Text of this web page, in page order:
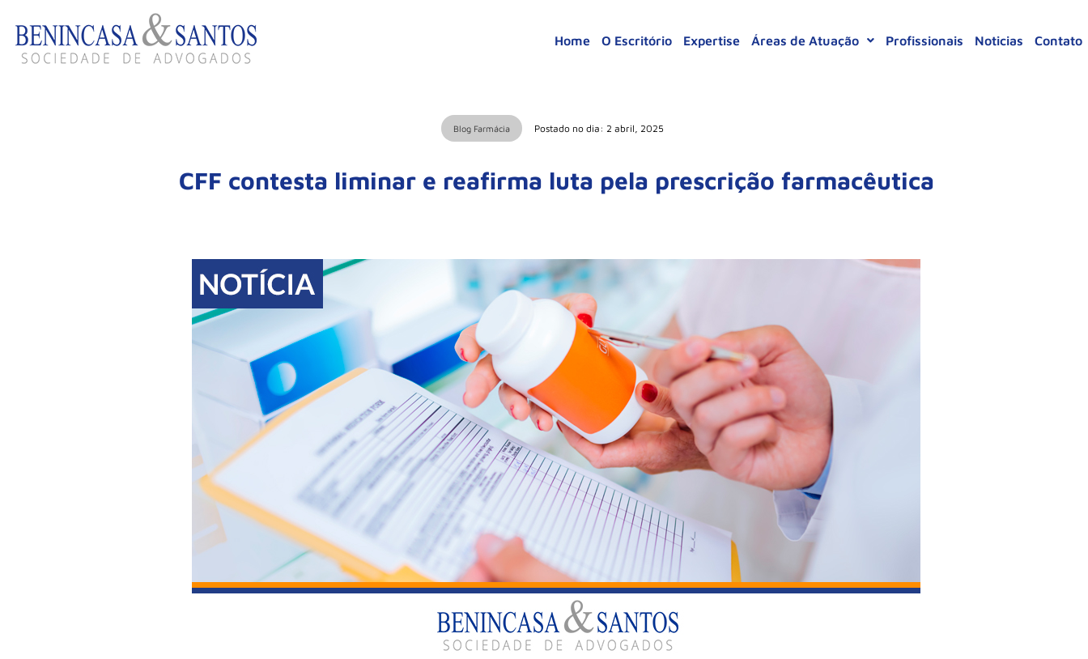
Home O Escritório Expertise Áreas de Atuação Profissionais Noticias Contato
Blog Farmácia Postado no dia: 2 abril, 2025
CFF contesta liminar e reafirma luta pela prescrição farmacêutica